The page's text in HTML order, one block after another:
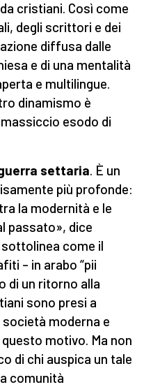
cristiani. Così come
degli scrittori e dei
diffusa dalle
e di una mentalità
e multilingue.
dinamismo è
esodo di
settaria. È un
più profonde:
la modernità e le
passato», dice
come il
– in arabo “pii
di un ritorno alla
sono presi a
moderna e
motivo. Ma non
di chi auspica un tale
comunità